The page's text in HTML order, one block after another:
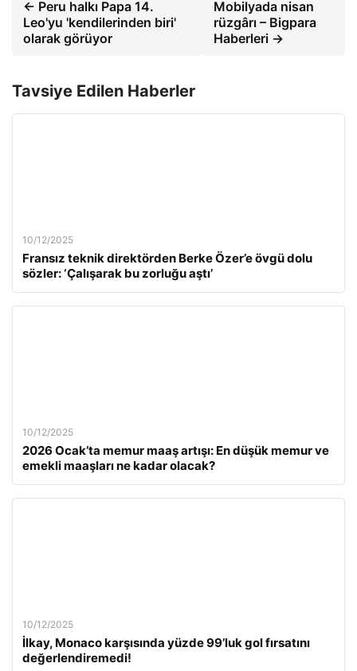
← Peru halkı Papa 14.
Leo'yu 'kendilerinden biri'
olarak görüyor
Mobilyada nisan
rüzgârı – Bigpara
Haberleri →
Tavsiye Edilen Haberler
10/12/2025
Fransız teknik direktörden Berke Özer’e övgü dolu
sözler: ‘Çalışarak bu zorluğu aştı’
10/12/2025
2026 Ocak’ta memur maaş artışı: En düşük memur ve
emekli maaşları ne kadar olacak?
10/12/2025
İlkay, Monaco karşısında yüzde 99’luk gol fırsatını
değerlendiremedi!